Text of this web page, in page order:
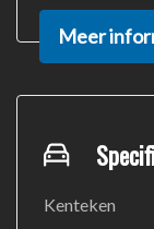
uitgerust met
niet meer
control zet 'm
Lijkt deze
een afspraak
Meer
Kenteken